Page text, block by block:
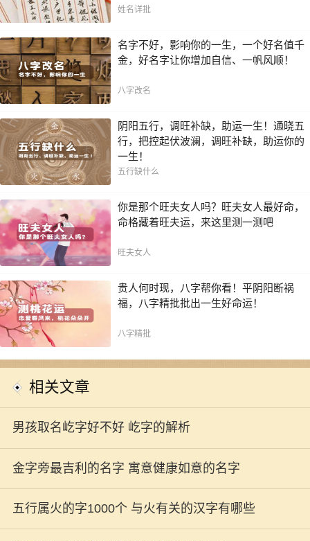
姓名详批
名字不好，影响你的一生，一个好名值千
金，好名字让你增加自信、一帆风顺！
八字改名
阴阳五行，调旺补缺，助运一生！通晓五
行，把控起伏波澜，调旺补缺，助运你的
一生！
五行缺什么
你是那个旺夫女人吗？旺夫女人最好命，
命格藏着旺夫运，来这里测一测吧
旺夫女人
贵人何时现，八字帮你看！平阴阳断祸
福，八字精批批出一生好命运！
八字精批
相关文章
男孩取名屹字好不好 屹字的解析
金字旁最吉利的名字 寓意健康如意的名字
五行属火的字1000个 与火有关的汉字有哪些